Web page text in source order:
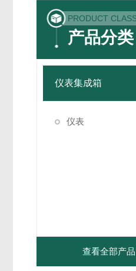
PRODUCT
产品分类
仪表集成箱
仪表
查看全部产